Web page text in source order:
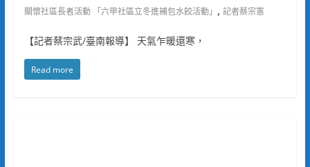
關懷社區長者活動 「六甲社區立冬進補包水餃活動」 , 記者蔡宗憲
【記者蔡宗武/臺南報導】 天氣乍暖還寒，
Read more